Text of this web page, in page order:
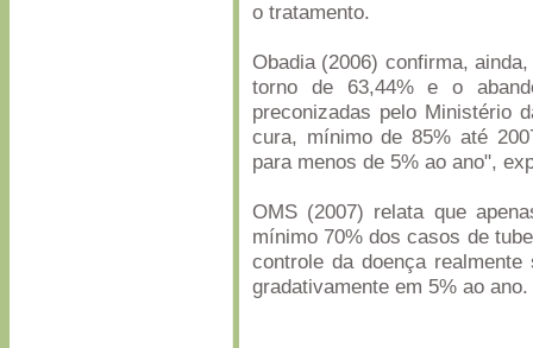
o tratamento.
Obadia (2006) confirma,
torno de 63,44% e o
preconizadas pelo Ministério
cura, mínimo de 85% até
para menos de 5% ao ano",
OMS (2007) relata que
mínimo 70% dos casos de
controle da doença
gradativamente em 5% ao ano.